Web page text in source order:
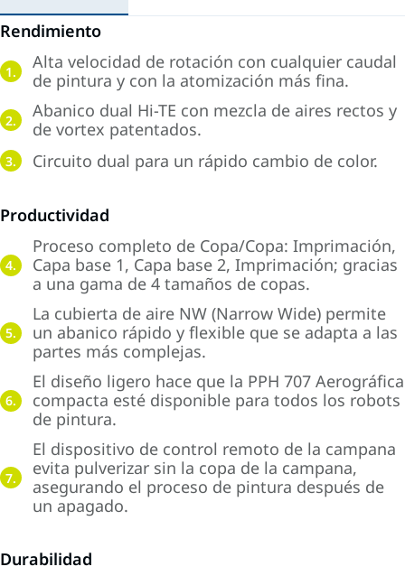
Rendimiento
1.
Alta velocidad de rotación con cualquier caudal
de pintura y con la atomización más fina.
2.
Abanico dual Hi-TE con mezcla de aires rectos y
de vortex patentados.
3. Circuito dual para un rápido cambio de color.
Productividad
4.
Proceso completo de Copa/Copa: Imprimación,
Capa base 1, Capa base 2, Imprimación; gracias
a una gama de 4 tamaños de copas.
5.
La cubierta de aire NW (Narrow Wide) permite
un abanico rápido y flexible que se adapta a las
partes más complejas.
6.
El diseño ligero hace que la PPH 707 Aerográfica
compacta esté disponible para todos los robots
de pintura.
7.
El dispositivo de control remoto de la campana
evita pulverizar sin la copa de la campana,
asegurando el proceso de pintura después de
un apagado.
Durabilidad